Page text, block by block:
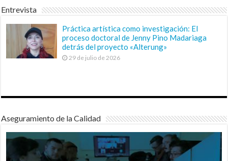
Entrevista
Práctica artística como investigación: El
proceso doctoral de Jenny Pino Madariaga
detrás del proyecto «Alterung»
29 de julio de 2026
Aseguramiento de la Calidad